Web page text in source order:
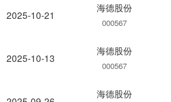
2025-10-21
2025-10-13
海德股份
000567
海德股份
000567
海德股份